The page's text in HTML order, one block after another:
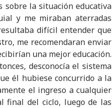
sobre la situación educativa
y me miraban aterradas
difícil entender que
me recomendaran enviar
una mejor educación.
desconocía el sistema
él hubiese concurrido a la
el ingreso a cualquier
final del ciclo, luego de las